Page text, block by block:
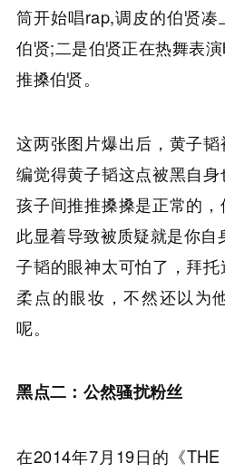
筒开始唱rap,调皮的伯贤凑
伯贤;二是伯贤正在热舞表
推搡伯贤。
这两张图片爆出后，黄子
编觉得黄子韬这点被黑自
孩子间推推搡搡是正常的
此显着导致被质疑就是你
子韬的眼神太可怕了，拜
柔点的眼妆，不然还以为
呢。
黑点二：公然骚扰粉丝
在2014年7月19日的《